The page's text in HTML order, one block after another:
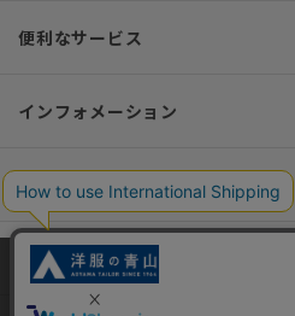
便利なサービス
インフォメーション
おすすめコンテンツ
ポリシー・企業情報
当サイトでは、快適な閲覧体験とコン